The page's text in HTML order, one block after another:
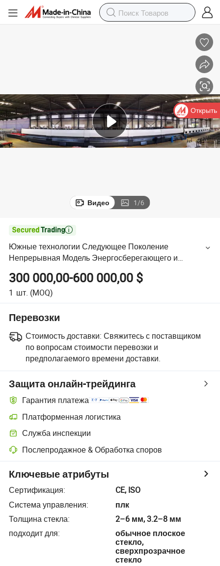
Видео 1/6

Южные технологии Следующее Поколение
Непрерывная Модель Энергосберегающего и
Высокопроизводительного Оборудования для
Формирования Плоского Стекла Цены (серия LPG)
300 000,00-600 000,00 $
1 шт. (MOQ)
Перевозки
Стоимость доставки: Свяжитесь с поставщиком
по вопросам стоимости перевозки и
предполагаемого времени доставки.
Защита онлайн-трейдинга
Гарантия платежа
Платформенная логистика
Служба инспекции
Послепродажное & Обработка споров
Ключевые атрибуты
Сертификация:
CE, ISO
Система управления:
плк
Толщина стекла:
2–6 мм, 3.2–8 мм
подходит для:
обычное плоское
стекло,
сверхпрозрачное
стекло
Открыть